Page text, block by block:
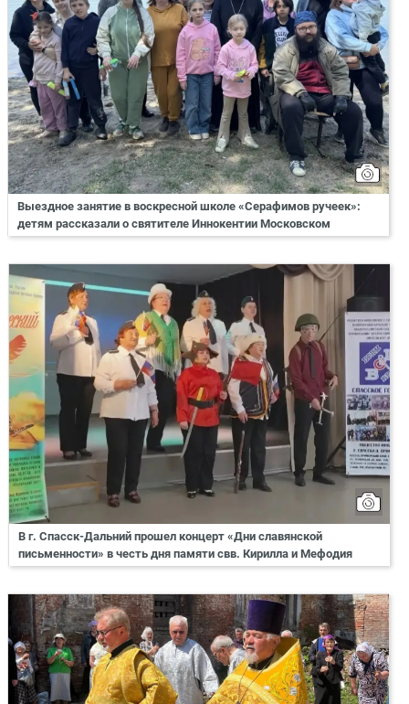
Выездное занятие в воскресной школе «Серафимов ручеек»:
детям рассказали о святителе Иннокентии Московском
В г. Спасск-Дальний прошел концерт «Дни славянской
письменности» в честь дня памяти свв. Кирилла и Мефодия